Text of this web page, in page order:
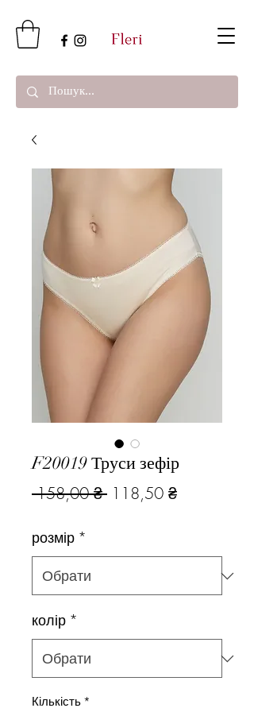
F20019 Труси зефір
158,00 ₴ Звичайна
118,50 ₴За
розмір *
колір *
Кількість *